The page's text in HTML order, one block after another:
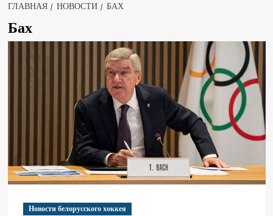
ГЛАВНАЯ НОВОСТИ БАХ
Бах
Новости белорусского хоккея